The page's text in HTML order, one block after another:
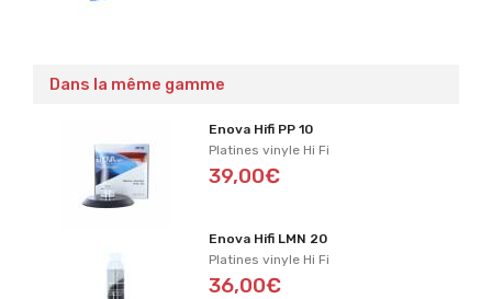
Dans la même gamme
Enova Hifi PP 10
Platines vinyle Hi Fi
39,00€
Enova Hifi LMN 20
Platines vinyle Hi Fi
36,00€